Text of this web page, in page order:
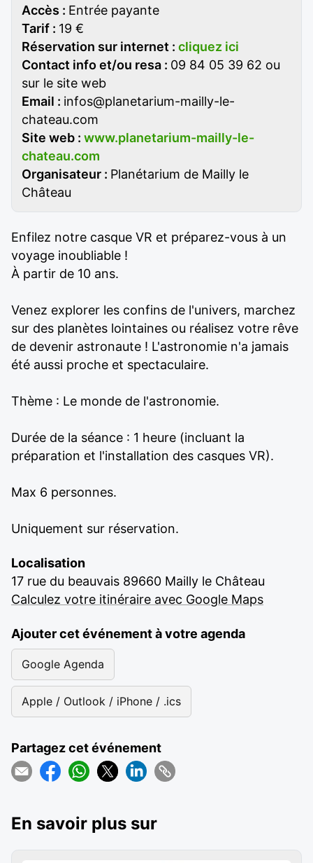
Accès : Entrée payante
Tarif : 19 €
Réservation sur internet : cliquez ici
Contact info et/ou resa : 09 84 05 39 62 ou
sur le site web
Email : infos@planetarium-mailly-le-
chateau.com
Site web : www.planetarium-mailly-le-
chateau.com
Organisateur : Planétarium de Mailly le
Château
Enfilez notre casque VR et préparez-vous à un
voyage inoubliable !
À partir de 10 ans.
Venez explorer les confins de l'univers, marchez
sur des planètes lointaines ou réalisez votre rêve
de devenir astronaute ! L'astronomie n'a jamais
été aussi proche et spectaculaire.
Thème : Le monde de l'astronomie.
Durée de la séance : 1 heure (incluant la
préparation et l'installation des casques VR).
Max 6 personnes.
Uniquement sur réservation.
Localisation
17 rue du beauvais 89660 Mailly le Château
Calculez votre itinéraire avec Google Maps
Ajouter cet événement à votre agenda
Google Agenda
Apple / Outlook / iPhone / .ics
Partagez cet événement
En savoir plus sur